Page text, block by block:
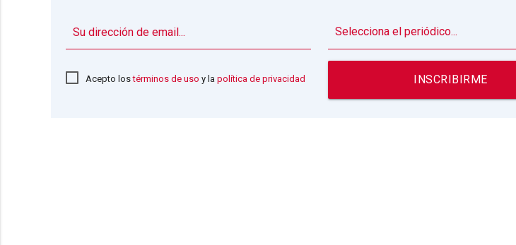
Acepto lostérminos de uso y la política de privacidad INSCRIBIRME